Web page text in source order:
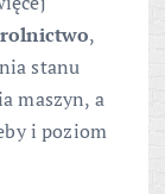
,
stanu
maszyn, a
i poziom